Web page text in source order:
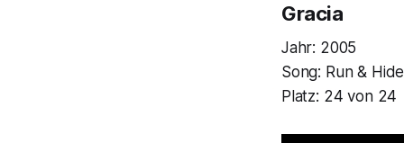
Gracia
Jahr: 2005
Song: Run & Hide
Platz: 24 von 24